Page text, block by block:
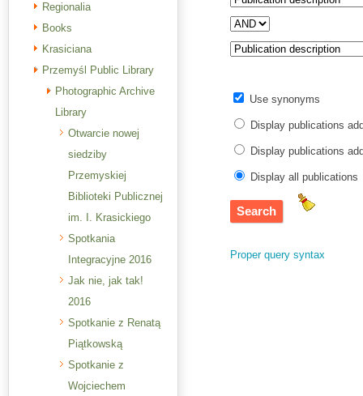
Regionalia
Books
Krasiciana
Przemyśl Public Library
Photographic Archive
Library
Otwarcie nowej
siedziby
Przemyskiej
Biblioteki Publicznej
im. I. Krasickiego
Spotkania
Integracyjne 2016
Jak nie, jak tak!
2016
Spotkanie z Renatą
Piątkowską
Spotkanie z
Wojciechem
Use synonyms
Display publications
Display publications
Display all publications
Proper query syntax